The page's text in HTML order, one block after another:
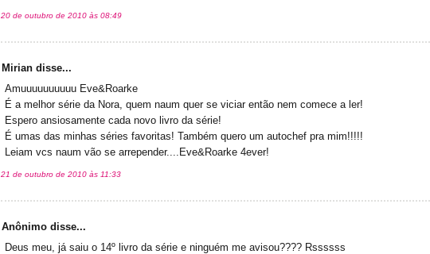
20 de outubro de 2010 às 08:49
Mirian disse...
Amuuuuuuuuuu Eve&Roarke
É a melhor série da Nora, quem naum quer se viciar então nem comece a ler!
Espero ansiosamente cada novo livro da série!
É umas das minhas séries favoritas! Também quero um autochef pra mim!!!!!
Leiam vcs naum vão se arrepender....Eve&Roarke 4ever!
21 de outubro de 2010 às 11:33
Anônimo disse...
Deus meu, já saiu o 14º livro da série e ninguém me avisou???? Rssssss